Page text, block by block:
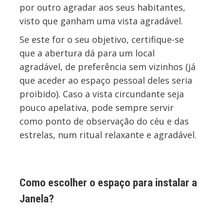
por outro agradar aos seus habitantes,
visto que ganham uma vista agradável.
Se este for o seu objetivo, certifique-se
que a abertura dá para um local
agradável, de preferência sem vizinhos (já
que aceder ao espaço pessoal deles seria
proibido). Caso a vista circundante seja
pouco apelativa, pode sempre servir
como ponto de observação do céu e das
estrelas, num ritual relaxante e agradável.
Como escolher o espaço para instalar a
Janela?